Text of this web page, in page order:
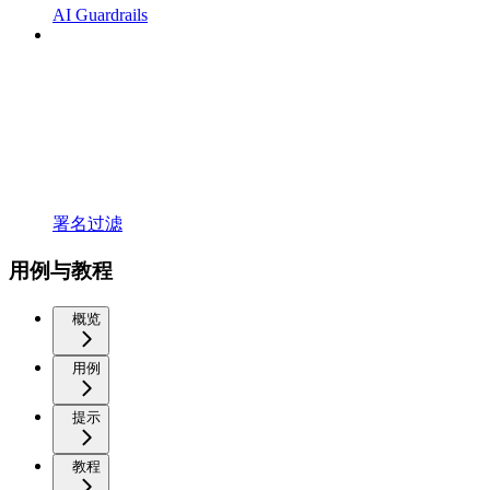
AI Guardrails
署名过滤
用例与教程
概览
用例
提示
教程